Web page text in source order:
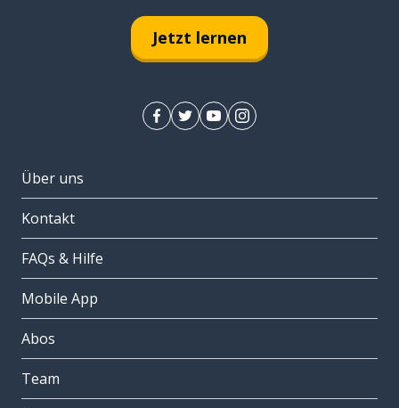
Jetzt lernen
Über uns
Kontakt
FAQs & Hilfe
Mobile App
Abos
Team